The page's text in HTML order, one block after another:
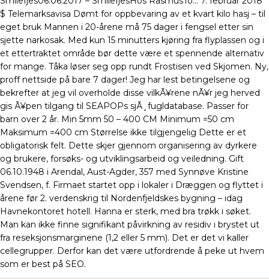
$ Telemarksavisa Dømt for oppbevaring av et kvart kilo hasj – til
eget bruk Mannen i 20-årene må 75 dager i fengsel etter sin
sjette narkosak. Med kun 15 minutters kjøring fra flyplassen og i
et ettertraktet område bør dette være et spennende alternativ
for mange. Tåka løser seg opp rundt Frostisen ved Skjomen. Ny,
proff nettside på bare 7 dager! Jeg har lest betingelsene og
bekrefter at jeg vil overholde disse vilkÃ¥rene nÃ¥r jeg herved
gis Ã¥pen tilgang til SEAPOPs sjÃ¸fugldatabase. Passer for
barn over 2 år. Min 5mm 50 – 400 CM Minimum =50 cm
Maksimum =400 cm Størrelse ikke tilgjengelig Dette er et
obligatorisk felt. Dette skjer gjennom organisering av dyrkere
og brukere, forsøks- og utviklingsarbeid og veiledning. Gift
06.10.1948 i Arendal, Aust-Agder, 357 med Synnøve Kristine
Svendsen, f. Firmaet startet opp i lokaler i Dræggen og flyttet i
årene før 2. verdenskrig til Nordenfjeldskes bygning – idag
Havnekontoret hotell. Hanna er sterk, med bra trøkk i søket.
Man kan ikke finne signifikant påvirkning av residiv i brystet ut
fra reseksjonsmarginene (1,2 eller 5 mm). Det er det vi kaller
cellegrupper. Derfor kan det være utfordrende å peke ut hvem
som er best på SEO.